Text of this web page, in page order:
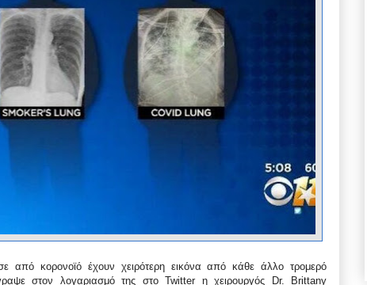
από κορονοϊό έχουν χειρότερη εικόνα από κάθε άλλο τρομερό
στον λογαριασμό της στο Twitter η χειρουργός Dr. Brittany